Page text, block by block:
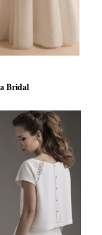
Bridal